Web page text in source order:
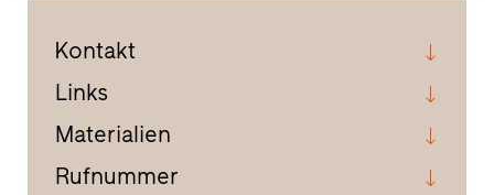
Kontakt
Links
Materialien
Rufnummer